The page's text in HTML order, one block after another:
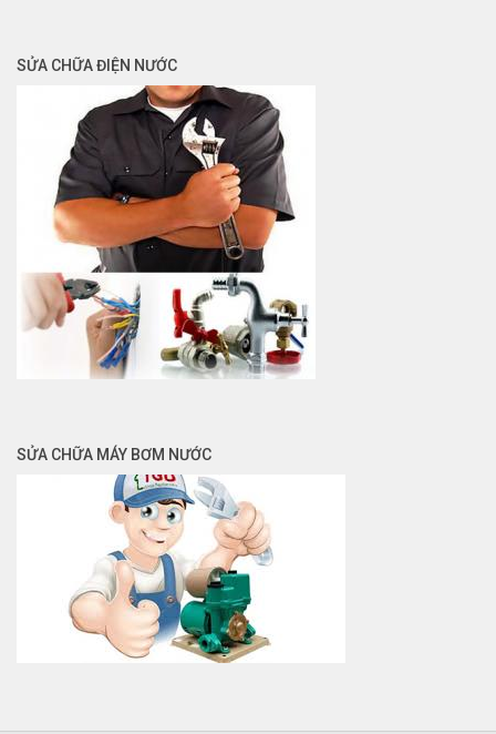
SỬA CHỮA ĐIỆN NƯỚC
SỬA CHỮA MÁY BƠM NƯỚC